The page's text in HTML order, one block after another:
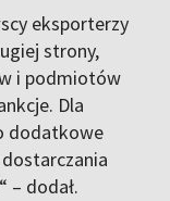
eksporterzy
strony,
i podmiotów
Dla
dodatkowe
– dodał.